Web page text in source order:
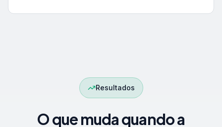
Resultados
O que muda quando a